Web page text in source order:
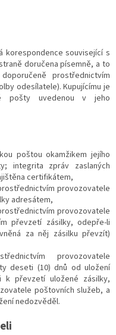
korespondence související s
doručena písemně, a to
prostřednictvím
odesílatele). Kupujícímu je
pošty uvedenou v jeho
poštou okamžikem jejího
integrita zpráv zaslaných
certifikátem,
provozovatele
adresátem,
provozovatele
převzetí zásilky, odepře-li
za něj zásilku převzít)
provozovatele
deseti (10) dnů od uložení
k převzetí uložené zásilky,
poštovních služeb, a
nedozvěděl.